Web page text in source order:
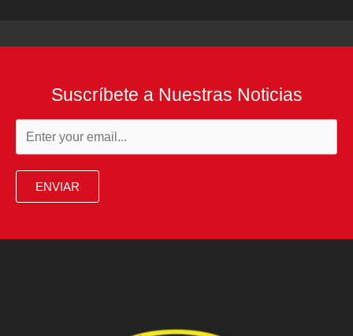
Suscríbete a Nuestras Noticias
ENVIAR